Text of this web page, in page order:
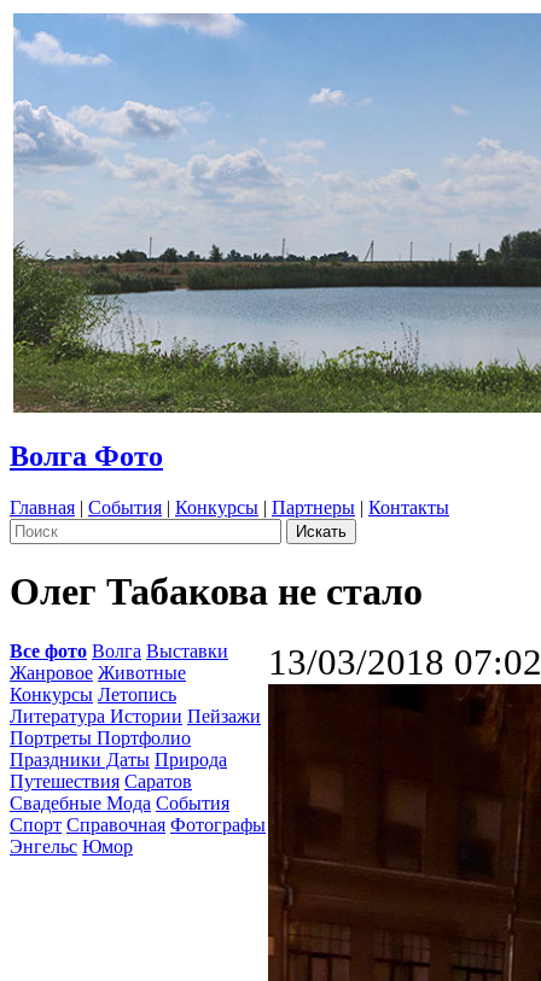
Волга Фото
Главная | События | Конкурсы | Партнеры | Контакты
Олег Табакова не стало
Все фото Волга Выставки
Жанровое Животные
Конкурсы Летопись
Литература Истории Пейзажи
Портреты Портфолио
Праздники Даты Природа
Путешествия Саратов
Свадебные Мода События
Спорт Справочная Фотографы
Энгельс Юмор
13/03/2018 07:02